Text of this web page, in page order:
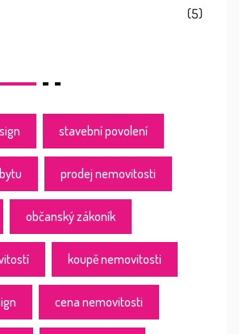
(5)
stavební povolení
prodej nemovitosti
občanský zákoník
koupě nemovitosti
cena nemovitosti